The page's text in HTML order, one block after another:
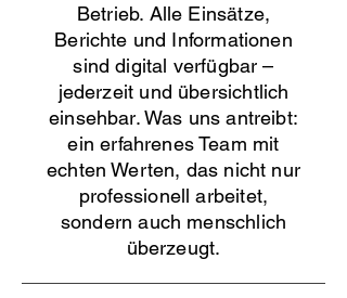
Betrieb. Alle Einsätze,
Berichte und Informationen
sind digital verfügbar –
jederzeit und übersichtlich
einsehbar. Was uns antreibt:
ein erfahrenes Team mit
echten Werten, das nicht nur
professionell arbeitet,
sondern auch menschlich
überzeugt.